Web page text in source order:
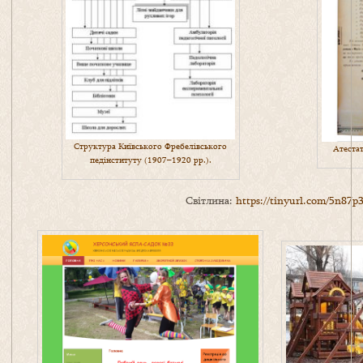
Структура Київського Фребелівського
педінституту (1907–1920 рр.).
Cвітлина: https://tinyurl.com/